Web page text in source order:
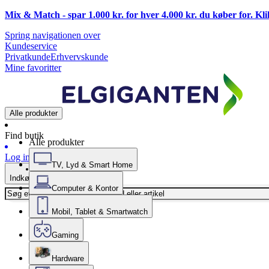
Mix & Match - spar 1.000 kr. for hver 4.000 kr. du køber for.
Spring navigationen over
Kundeservice
PrivatkundeErhvervskunde
Mine favoritter
Alle produkter
Find butik
Log ind
Indkøbskurv
Alle produkter
TV, Lyd & Smart Home
Computer & Kontor
Mobil, Tablet & Smartwatch
Gaming
Hardware